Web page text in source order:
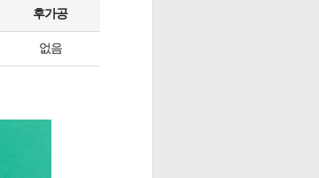
후가공
없음